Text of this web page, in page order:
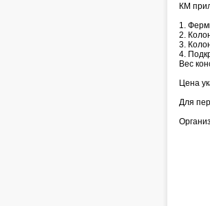
КМ
1.
2.
3.
4.
Вес
Цена
Для